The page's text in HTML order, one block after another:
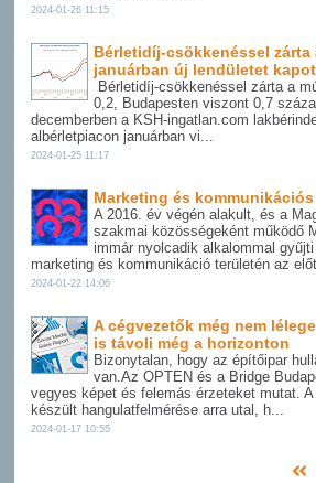
2024-01-26 11:15
Bérletidíj-csökkenéssel zárta
januárban új lendületet
Bérletidíj-csökkenéssel zárta a
0,2, Budapesten viszont 0,7
decemberben a KSH-ingatlan.com
albérletpiacon januárban vi...
2024-01-25 11:17
Marketing és
A 2016. év végén alakult, és a
szakmai közösségeként működő
immár nyolcadik alkalommal
marketing és kommunikáció területén az
2024-01-22 14:06
A cégvezetők még nem
is távoli még a horizonton
Bizonytalan, hogy az építőipar
van.Az OPTEN és a Bridge
vegyes képet és felemás érzeteket mutat.
készült hangulatfelmérése arra utal, h...
2024-01-17 10:55